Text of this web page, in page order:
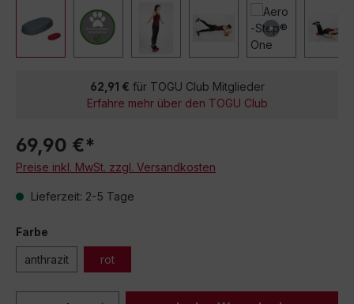
62,91 € für TOGU Club Mitglieder
Erfahre mehr über den TOGU Club
69,90 €*
Preise inkl. MwSt. zzgl. Versandkosten
Lieferzeit: 2-5 Tage
Farbe
anthrazit rot